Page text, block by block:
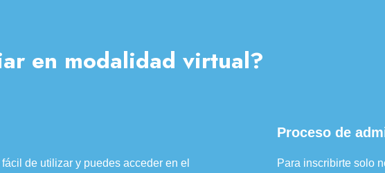
en modalidad virtual?
de utilizar y puedes acceder en el
Proceso de
Para inscribirte solo